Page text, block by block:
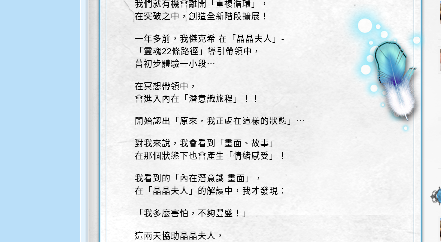
我們就有機會離開「重複循環」，
在突破之中，創造全新階段擴展！
一年多前，我傑克希 在「晶晶夫人」-
「靈魂22條路徑」導引帶領中，
曾初步體驗一小段⋯
在冥想帶領中，
會進入內在「潛意識旅程」！！
開始認出「原來，我正處在這樣的狀態」⋯
對我來說，我會看到「畫面、故事」
在那個狀態下也會產生「情緒感受」！
我看到的「內在潛意識 畫面」，
在「晶晶夫人」的解讀中，我才發現：
「我多麼害怕，不夠豐盛！」
這兩天協助晶晶夫人，